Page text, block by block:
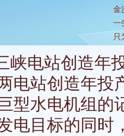
金
一
只
峡电站创造年
电站创造年投
型水电机组的
电目标的同时